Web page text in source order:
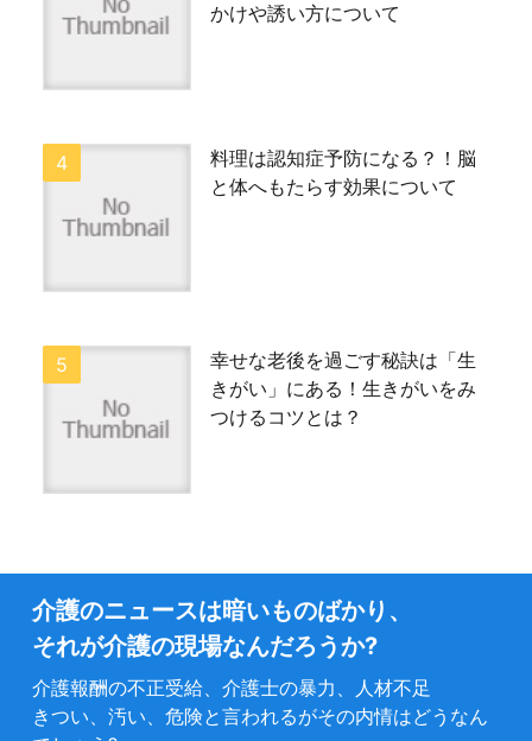
かけや誘い方について
料理は認知症予防になる？！脳
と体へもたらす効果について
幸せな老後を過ごす秘訣は「生
きがい」にある！生きがいをみ
つけるコツとは？
介護のニュースは暗いものばかり、
それが介護の現場なんだろうか?
介護報酬の不正受給、介護士の暴力、人材不足
きつい、汚い、危険と言われるがその内情はどうなん